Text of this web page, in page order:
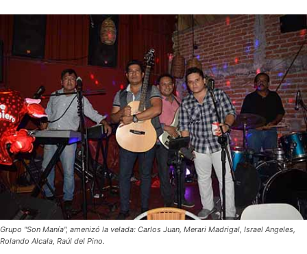
Grupo "Son Manía", amenizó la velada: Carlos Juan, Merari Madrigal, Israel Angeles,
Rolando Alcala, Raúl del Pino.